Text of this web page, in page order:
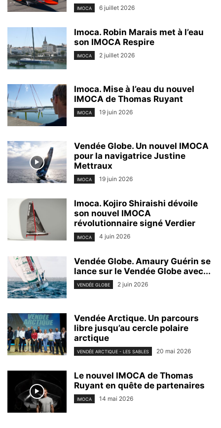
IMOCA 6 juillet 2026
Imoca. Robin Marais met à l’eau
son IMOCA Respire
IMOCA 2 juillet 2026
Imoca. Mise à l’eau du nouvel
IMOCA de Thomas Ruyant
IMOCA 19 juin 2026
Vendée Globe. Un nouvel IMOCA
pour la navigatrice Justine
Mettraux
IMOCA 19 juin 2026
Imoca. Kojiro Shiraishi dévoile
son nouvel IMOCA
révolutionnaire signé Verdier
IMOCA 4 juin 2026
Vendée Globe. Amaury Guérin se
lance sur le Vendée Globe avec...
VENDÉE GLOBE 2 juin 2026
Vendée Arctique. Un parcours
libre jusqu’au cercle polaire
arctique
VENDÉE ARCTIQUE - LES SABLES 20 mai 2026
Le nouvel IMOCA de Thomas
Ruyant en quête de partenaires
IMOCA 14 mai 2026